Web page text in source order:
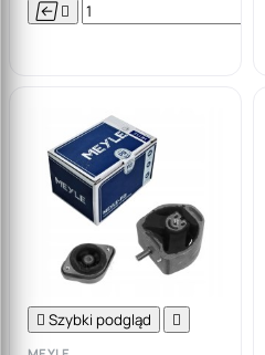
 
 Szybki podgląd 